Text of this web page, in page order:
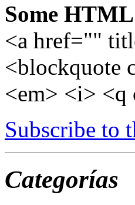
Some
<a href=""
<blockquote
<em> <i>
Subscribe to
Categorías